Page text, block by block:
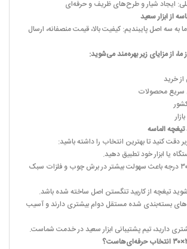
ایجاد شیار و طرح‌های ظریف و حرفه‌ای
از ابزار سعید
ما به سه اصل پایبندیم: کیفیت بالا، قیمت منصفانه، ارسال
ما، از مزایای زیر بهره‌مند می‌شوید:
خرید
سریع محصولات
الماسه
دقت کنید تا بهترین انتخاب را داشته باشید:
یا ابزار خود تطبیق دهید.
زاویه‌ی برش: زاویه‌ی ۳۰ درجه باعث سهولت بیشتر در برش چوب و فلزات سبک
تیغچه از کاربید تنگستن اصل ساخته شده باشد.
بسته‌بندی شده مستقل دوام بیشتری دارند و آسیب
دارید، تیم پشتیبانی ابزار سعید در خدمت شماست.